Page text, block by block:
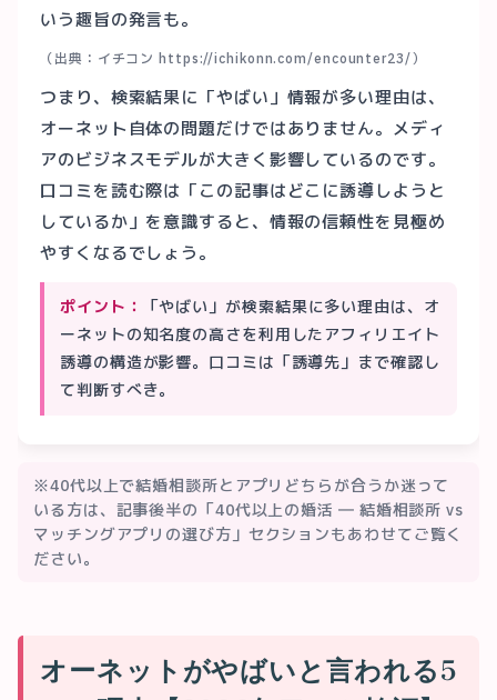
いう趣旨の発言も。
（出典：イチコン https://ichikonn.com/encounter23/）
つまり、検索結果に「やばい」情報が多い理由は、
オーネット自体の問題だけではありません。メディ
アのビジネスモデルが大きく影響しているのです。
口コミを読む際は「この記事はどこに誘導しようと
しているか」を意識すると、情報の信頼性を見極め
やすくなるでしょう。
ポイント：
「やばい」が検索結果に多い理由は、オ
ーネットの知名度の高さを利用したアフィリエイト
誘導の構造が影響。口コミは「誘導先」まで確認し
て判断すべき。
※40代以上で結婚相談所とアプリどちらが合うか迷って
いる方は、記事後半の「40代以上の婚活 ― 結婚相談所 vs
マッチングアプリの選び方」セクションもあわせてご覧く
ださい。
オーネットがやばいと言われる5